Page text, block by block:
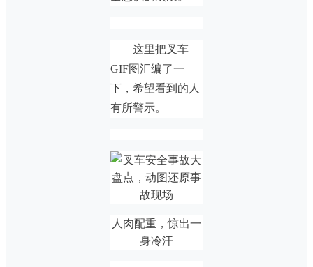
这里把叉车
GIF图汇编了一
下，希望看到的人
有所警示。
人肉配重，惊出一
身冷汗